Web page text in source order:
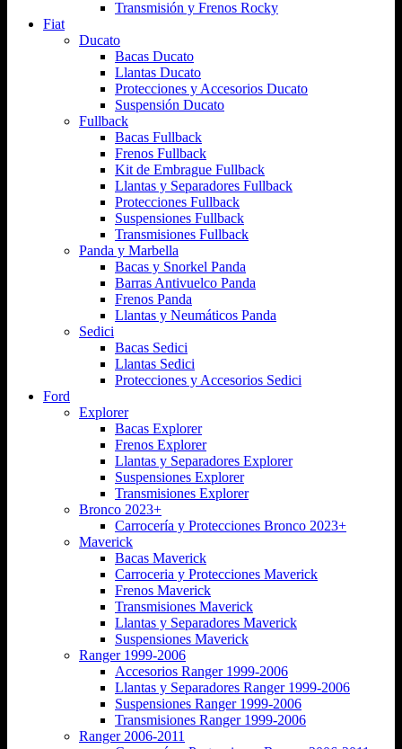
Transmisión y Frenos Rocky
Fiat
Ducato
Bacas Ducato
Llantas Ducato
Protecciones y Accesorios Ducato
Suspensión Ducato
Fullback
Bacas Fullback
Frenos Fullback
Kit de Embrague Fullback
Llantas y Separadores Fullback
Protecciones Fullback
Suspensiones Fullback
Transmisiones Fullback
Panda y Marbella
Bacas y Snorkel Panda
Barras Antivuelco Panda
Frenos Panda
Llantas y Neumáticos Panda
Sedici
Bacas Sedici
Llantas Sedici
Protecciones y Accesorios Sedici
Ford
Explorer
Bacas Explorer
Frenos Explorer
Llantas y Separadores Explorer
Suspensiones Explorer
Transmisiones Explorer
Bronco 2023+
Carrocería y Protecciones Bronco 2023+
Maverick
Bacas Maverick
Carroceria y Protecciones Maverick
Frenos Maverick
Transmisiones Maverick
Llantas y Separadores Maverick
Suspensiones Maverick
Ranger 1999-2006
Accesorios Ranger 1999-2006
Llantas y Separadores Ranger 1999-2006
Suspensiones Ranger 1999-2006
Transmisiones Ranger 1999-2006
Ranger 2006-2011